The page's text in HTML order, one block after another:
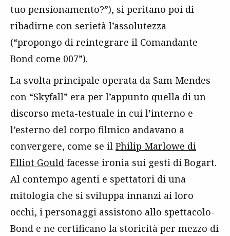
tuo pensionamento?”), si peritano poi di
ribadirne con serietà l’assolutezza
(“propongo di reintegrare il Comandante
Bond come 007”).
La svolta principale operata da Sam Mendes
con “Skyfall” era per l’appunto quella di un
discorso meta-testuale in cui l’interno e
l’esterno del corpo filmico andavano a
convergere, come se il Philip Marlowe di
Elliot Gould facesse ironia sui gesti di Bogart.
Al contempo agenti e spettatori di una
mitologia che si sviluppa innanzi ai loro
occhi, i personaggi assistono allo spettacolo-
Bond e ne certificano la storicità per mezzo di